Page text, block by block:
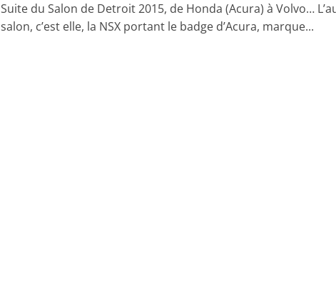
Suite du Salon de Detroit 2015, de Honda (Acura) à Volvo…
salon, c’est elle, la NSX portant le badge d’Acura, marque...